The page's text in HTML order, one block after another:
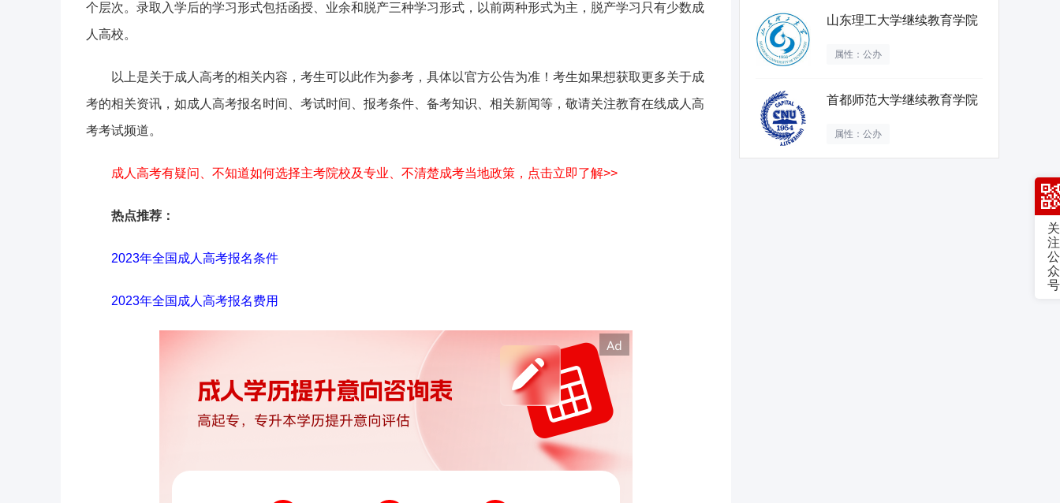
个层次。录取入学后的学习形式包括函授、业余和脱产三种学习形式，以前两种形式为主，脱产学习只有少数成
人高校。
以上是关于成人高考的相关内容，考生可以此作为参考，具体以官方公告为准！考生如果想获取更多关于成
考的相关资讯，如成人高考报名时间、考试时间、报考条件、备考知识、相关新闻等，敬请关注教育在线成人高
考考试频道。
成人高考有疑问、不知道如何选择主考院校及专业、不清楚成考当地政策，点击立即了解>>
热点推荐：
2023年全国成人高考报名条件
2023年全国成人高考报名费用
山东理工大学继续教育学院
属性：公办
首都师范大学继续教育学院
属性：公办
关
注
公
众
号